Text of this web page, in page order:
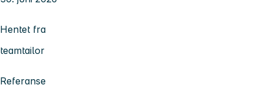
Hentet fra
teamtailor
Referanse